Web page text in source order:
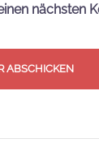
nächsten